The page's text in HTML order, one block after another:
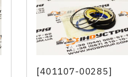
[401107-00285]